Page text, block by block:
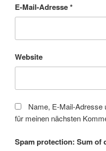
E-Mail-Adresse*
Website
Name, E-Mail-Adresse
für meinen nächsten
Spam protection: Sum of